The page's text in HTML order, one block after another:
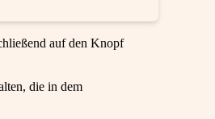
auf den Knopf
die in dem